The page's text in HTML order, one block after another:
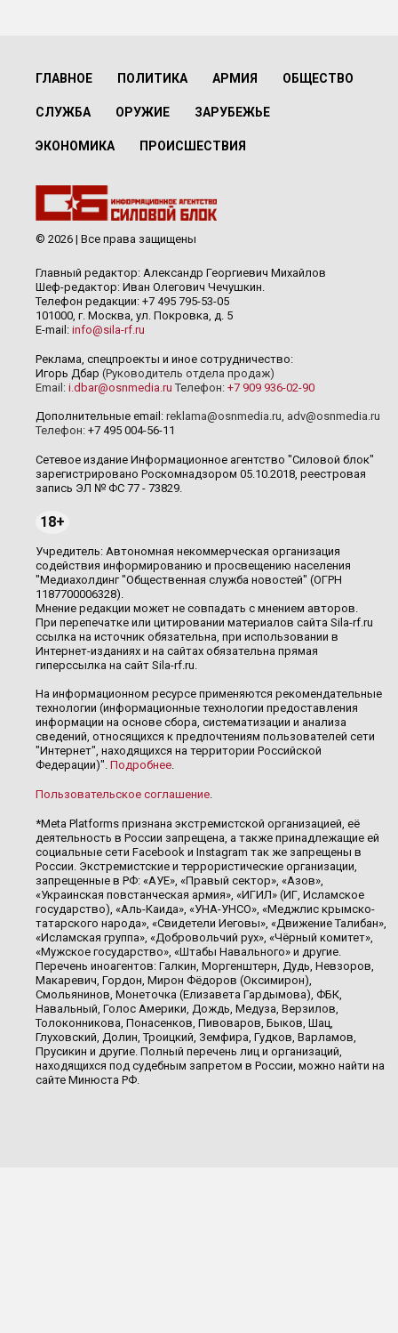
ГЛАВНОЕ ПОЛИТИКА АРМИЯ ОБЩЕСТВО
СЛУЖБА ОРУЖИЕ ЗАРУБЕЖЬЕ
ЭКОНОМИКА ПРОИСШЕСТВИЯ
© 2026 | Все права защищены
Главный редактор: Александр Георгиевич Михайлов
Шеф-редактор: Иван Олегович Чечушкин.
Телефон редакции: +7 495 795-53-05
101000, г. Москва, ул. Покровка, д. 5
E-mail: info@sila-rf.ru
Реклама, спецпроекты и иное сотрудничество:
Игорь Дбар (Руководитель отдела продаж)
Email: i.dbar@osnmedia.ru Телефон: +7 909 936-02-90
Дополнительные email: reklama@osnmedia.ru, adv@osnmedia.ru
Телефон: +7 495 004-56-11
Сетевое издание Информационное агентство "Силовой блок"
зарегистрировано Роскомнадзором 05.10.2018, реестровая
запись ЭЛ № ФС 77 - 73829.
18+
Учредитель: Автономная некоммерческая организация
содействия информированию и просвещению населения
"Медиахолдинг "Общественная служба новостей" (ОГРН
1187700006328).
Мнение редакции может не совпадать с мнением авторов.
При перепечатке или цитировании материалов сайта Sila-rf.ru
ссылка на источник обязательна, при использовании в
Интернет-изданиях и на сайтах обязательна прямая
гиперссылка на сайт Sila-rf.ru.
На информационном ресурсе применяются рекомендательные
технологии (информационные технологии предоставления
информации на основе сбора, систематизации и анализа
сведений, относящихся к предпочтениям пользователей сети
"Интернет", находящихся на территории Российской
Федерации)". Подробнее.
Пользовательское соглашение.
*Meta Platforms признана экстремистской организацией, её
деятельность в России запрещена, а также принадлежащие ей
социальные сети Facebook и Instagram так же запрещены в
России. Экстремистские и террористические организации,
запрещенные в РФ: «АУЕ», «Правый сектор», «Азов»,
«Украинская повстанческая армия», «ИГИЛ» (ИГ, Исламское
государство), «Аль-Каида», «УНА-УНСО», «Меджлис крымско-
татарского народа», «Свидетели Иеговы», «Движение Талибан»,
«Исламская группа», «Добровольчий рух», «Чёрный комитет»,
«Мужское государство», «Штабы Навального» и другие.
Перечень иноагентов: Галкин, Моргенштерн, Дудь, Невзоров,
Макаревич, Гордон, Мирон Фёдоров (Оксимирон),
Смольянинов, Монеточка (Елизавета Гардымова), ФБК,
Навальный, Голос Америки, Дождь, Медуза, Верзилов,
Толоконникова, Понасенков, Пивоваров, Быков, Шац,
Глуховский, Долин, Троицкий, Земфира, Гудков, Варламов,
Прусикин и другие. Полный перечень лиц и организаций,
находящихся под судебным запретом в России, можно найти на
сайте Минюста РФ.